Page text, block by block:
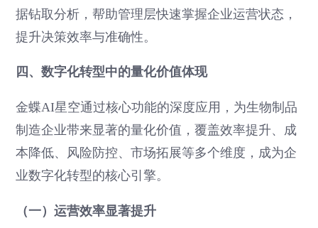
据钻取分析，帮助管理层快速掌握企业运营状态，
提升决策效率与准确性。
四、数字化转型中的量化价值体现
金蝶AI星空通过核心功能的深度应用，为生物制品
制造企业带来显著的量化价值，覆盖效率提升、成
本降低、风险防控、市场拓展等多个维度，成为企
业数字化转型的核心引擎。
（一）运营效率显著提升